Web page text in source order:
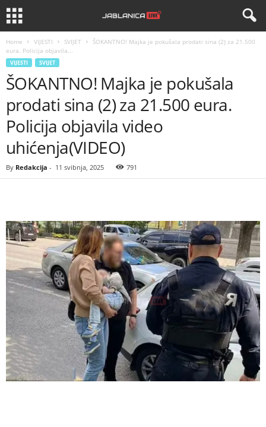
Home VIJESTI SVIJET
ŠOKANTNO! Majka je pokušala prodati sina (2) za 21.500
eura. Policija objavila...
VIJESTI SVIJET
ŠOKANTNO! Majka je pokušala
prodati sina (2) za 21.500 eura.
Policija objavila video
uhićenja(VIDEO)
By Redakcija - 11 svibnja, 2025 791